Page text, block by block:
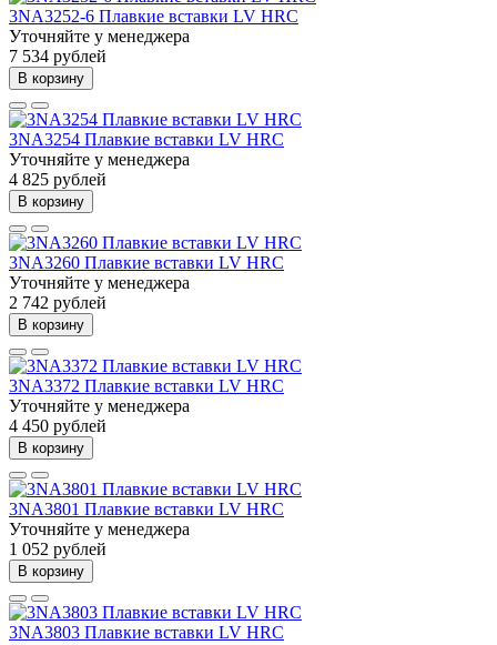
3NA3252-6 Плавкие вставки LV HRC
Уточняйте у менеджера
7 534 рублей
В корзину
3NA3254 Плавкие вставки LV HRC
Уточняйте у менеджера
4 825 рублей
В корзину
3NA3260 Плавкие вставки LV HRC
Уточняйте у менеджера
2 742 рублей
В корзину
3NA3372 Плавкие вставки LV HRC
Уточняйте у менеджера
4 450 рублей
В корзину
3NA3801 Плавкие вставки LV HRC
Уточняйте у менеджера
1 052 рублей
В корзину
3NA3803 Плавкие вставки LV HRC